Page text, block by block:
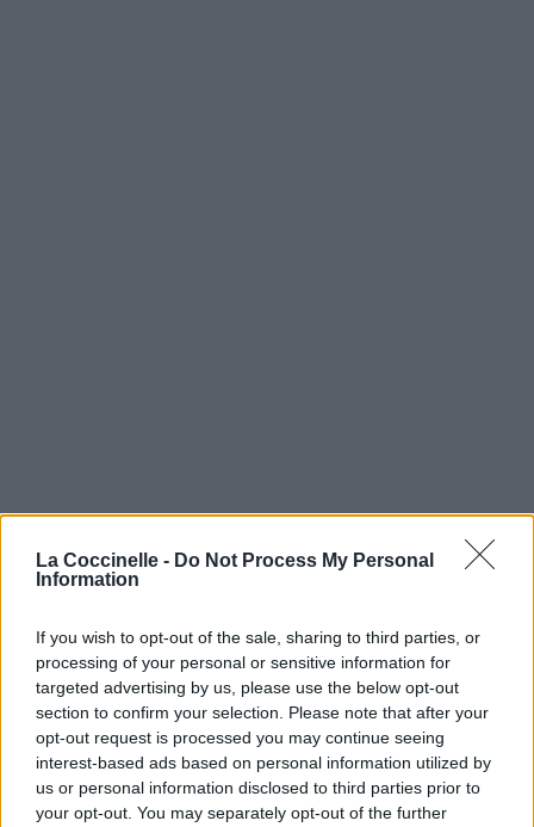
La Coccinelle - Do Not Process My Personal
Information
If you wish to opt-out of the sale, sharing to third parties, or
processing of your personal or sensitive information for
targeted advertising by us, please use the below opt-out
section to confirm your selection. Please note that after your
opt-out request is processed you may continue seeing
interest-based ads based on personal information utilized by
us or personal information disclosed to third parties prior to
your opt-out. You may separately opt-out of the further